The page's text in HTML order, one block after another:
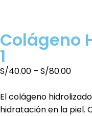
Colágeno
1
S/40.00 – S/80.00
El colágeno
hidratación en la piel.